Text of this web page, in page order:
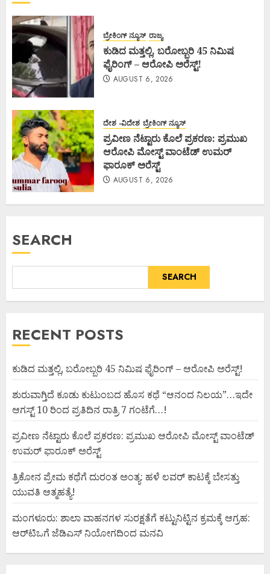
ಬ್ರೇಕಿಂಗ್ ನ್ಯೂಸ್ ರಾಜ್ಯ
ಕುಡಿದ ಮತ್ತಲ್ಲಿ, ಬರೋಬ್ಬರಿ 45 ನಿಮಿಷ
ಫೈರಿಂಗ್ – ಆರೋಪಿ ಅರೆಸ್ಟ್!
AUGUST 6, 2026
ದೇಶ -ವಿದೇಶ ಬ್ರೇಕಿಂಗ್ ನ್ಯೂಸ್
ಪ್ರವೀಣ ನೆಟ್ಟಾರು ಕೊಲೆ ಪ್ರಕರಣ: ಪ್ರಮುಖ
ಆರೋಪಿ ಮೋಸ್ಟ್ ವಾಂಟೆಡ್ ಉಮರ್
ಫಾರೂಕ್ ಅರೆಸ್ಟ್
AUGUST 6, 2026
SEARCH
SEARCH
RECENT POSTS
ಕುಡಿದ ಮತ್ತಲ್ಲಿ, ಬರೋಬ್ಬರಿ 45 ನಿಮಿಷ ಫೈರಿಂಗ್ – ಆರೋಪಿ ಅರೆಸ್ಟ್!
ಶುರುವಾಗ್ತಿದೆ ಕೂಡು ಕುಟುಂಬದ ಹೊಸ ಕಥೆ “ಆನಂದ ನಿಲಯ”…ಇದೇ
ಆಗಸ್ಟ್ 10 ರಿಂದ ಪ್ರತಿದಿನ ರಾತ್ರಿ 7 ಗಂಟೆಗೆ…!
ಪ್ರವೀಣ ನೆಟ್ಟಾರು ಕೊಲೆ ಪ್ರಕರಣ: ಪ್ರಮುಖ ಆರೋಪಿ ಮೋಸ್ಟ್ ವಾಂಟೆಡ್
ಉಮರ್ ಫಾರೂಕ್ ಅರೆಸ್ಟ್
ತ್ರಿಕೋನ ಪ್ರೇಮ ಕಥೆಗೆ ದುರಂತ ಅಂತ್ಯ: ಹಳೆ ಲವರ್ ಕಾಟಕ್ಕೆ ಬೇಸತ್ತು
ಯುವತಿ ಆತ್ಮಹತ್ಯೆ!
ಮಂಗಳೂರು: ಶಾಲಾ ವಾಹನಗಳ ಸುರಕ್ಷತೆಗೆ ಕಟ್ಟುನಿಟ್ಟಿನ ಕ್ರಮಕ್ಕೆ ಆಗ್ರಹ:
ಆರ್‌ಟಿಒಗೆ ಜೆಡಿಎಸ್ ನಿಯೋಗದಿಂದ ಮನವಿ